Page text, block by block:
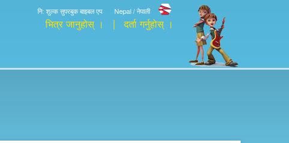
Nepal / नेपाली
नि: शुल्क सुपरबुक बाइबल एप
भित्र जानुहोस् । दर्ता गर्नुहोस् ।